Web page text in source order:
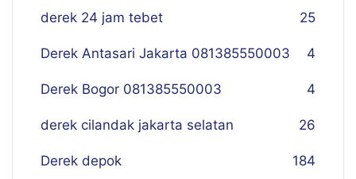
derek 24 jam tebet 25
Derek Antasari Jakarta 081385550003 4
Derek Bogor 081385550003 4
derek cilandak jakarta selatan 26
Derek depok 184